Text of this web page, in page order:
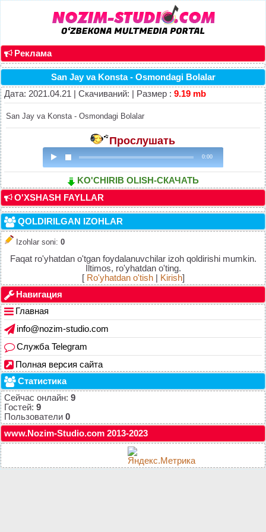
Реклама
San Jay va Konsta - Osmondagi Bolalar
Дата: 2021.04.21 | Скачиваний: | Размер : 9.19 mb
San Jay va Konsta - Osmondagi Bolalar
Прослушать
0:00
KO'CHIRIB OLISH-СКАЧАТЬ
O'XSHASH FAYLLAR
QOLDIRILGAN IZOHLAR
Izohlar soni: 0
Faqat ro'yhatdan o'tgan foydalanuvchilar izoh qoldirishi mumkin.
Iltimos, ro'yhatdan o'ting.
[ Ro'yhatdan o'tish| Kirish]
Навигация
Главная
info@nozim-studio.com
Служба Telegram
Полная версия сайта
Статистика
Сейчас онлайн: 9
Гостей: 9
Пользователи 0
www.Nozim-Studio.com 2013-2023